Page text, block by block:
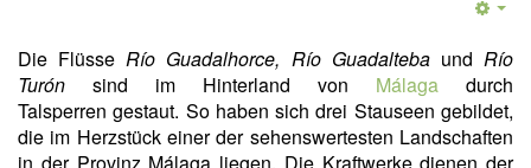
Die FlüsseRío Guadalhorce, Río GuadaltebaundRío
Turón sind im Hinterland von Málaga durch
Talsperren gestaut. So haben sich drei Stauseen gebildet,
die im Herzstück einer der sehenswertesten Landschaften